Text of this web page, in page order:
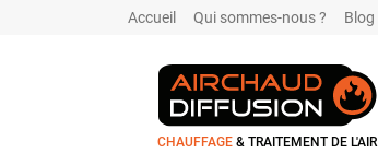
Accueil Qui sommes-nous ? Blog
CHAUFFAGE & TRAITEMENT DE L'AIR